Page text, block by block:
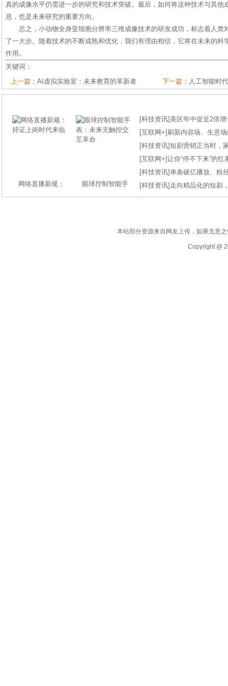
真的成像水平仍需进一步的研究和技术突破。最后，如何将这种技术与其他
息，也是未来研究的重要方向。
总之，小动物全身亚细胞分辨率三维成像技术的研发成功，标志着人类
了一大步。随着技术的不断成熟和优化，我们有理由相信，它将在未来的科
作用。
关键词：
上一篇： AI虚拟实验室：未来教育的革新者 下一篇： 人工智能时
网络直播新规： 眼球控制智能手
[科技资讯] 美区年中促近2倍
[互联网+] 刷新内容场、生意
[科技资讯]短剧营销正当时，
[互联网+]让你“停不下来”的
[科技资讯]单条破亿播放、粉
[科技资讯] 走向精品化的短剧
本站部分资源来自网友上传，如果无意
Copyright @